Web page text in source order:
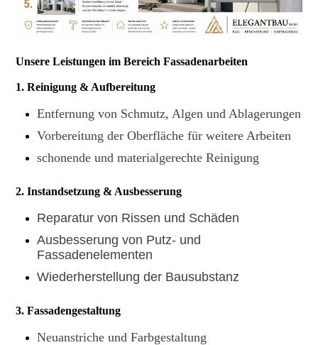
Unsere Leistungen im Bereich Fassadenarbeiten
1. Reinigung & Aufbereitung
Entfernung von Schmutz, Algen und Ablagerungen
Vorbereitung der Oberfläche für weitere Arbeiten
schonende und materialgerechte Reinigung
2. Instandsetzung & Ausbesserung
Reparatur von Rissen und Schäden
Ausbesserung von Putz- und
Fassadenelementen
Wiederherstellung der Bausubstanz
3. Fassadengestaltung
Neuanstriche und Farbgestaltung